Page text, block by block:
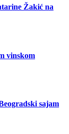
Žakić na
vinskom
sajam